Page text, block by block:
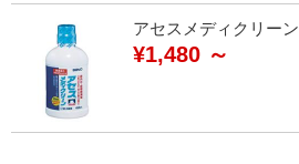
アセスメディクリーン
¥1,480 ～